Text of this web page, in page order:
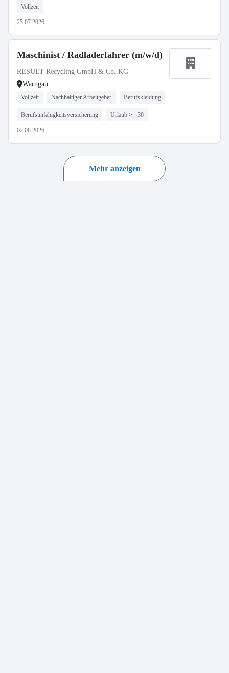
Vollzeit
25.07.2026
Maschinist / Radladerfahrer (m/w/d)
RESULT-Recycling GmbH & Co. KG
Warngau
Vollzeit Nachhaltiger Arbeitgeber Berufskleidung
Berufsunfähigkeitsversicherung Urlaub >= 30
02.08.2026
Mehr anzeigen